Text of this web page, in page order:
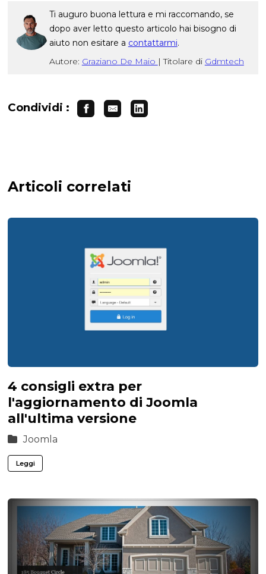
Ti auguro buona lettura e mi raccomando, se
dopo aver letto questo articolo hai bisogno di
aiuto non esitare a contattarmi.
Autore: Graziano De Maio | Titolare di Gdmtech
Condividi :
Articoli correlati
4 consigli extra per
l'aggiornamento di Joomla
all'ultima versione
Joomla
Leggi